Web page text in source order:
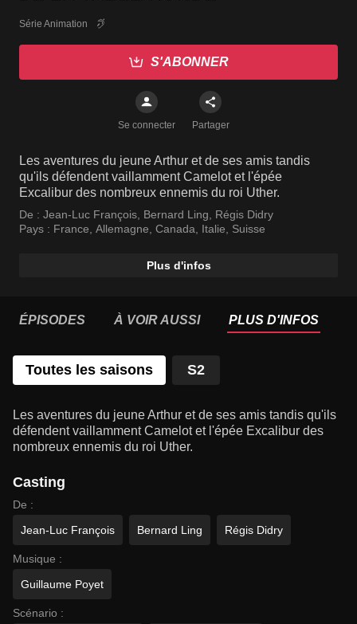
Série Animation
S'ABONNER
Se connecter Partager
Les aventures du jeune Arthur et de ses amis tandis
qu'ils défendent vaillamment Camelot et l'épée
Excalibur des nombreux ennemis du roi Uther.
De : Jean-Luc François Bernard Ling
Régis Didry
Pays : France Allemagne Canada Italie Suisse
Plus d'infos
ÉPISODES À VOIR AUSSI PLUS D'INFOS
Toutes les saisons S2
Les aventures du jeune Arthur et de ses amis tandis qu'ils
défendent vaillamment Camelot et l'épée Excalibur des
nombreux ennemis du roi Uther.
Casting
De :
Jean-Luc François
Bernard Ling Régis Didry
Musique :
Guillaume Poyet
Scénario :